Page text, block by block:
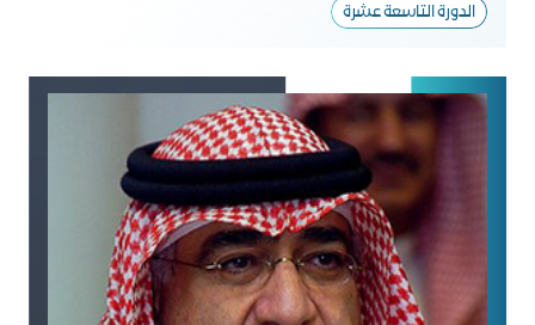
الدورة التاسعة عشرة​